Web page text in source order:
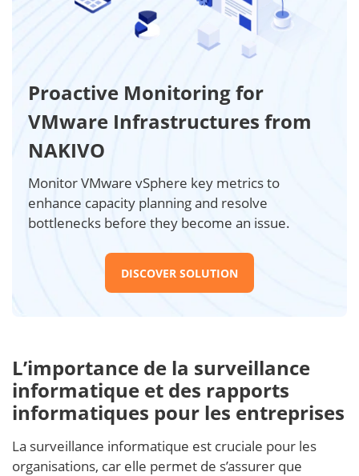
Proactive Monitoring for
VMware Infrastructures from
NAKIVO
Monitor VMware vSphere key metrics to
enhance capacity planning and resolve
bottlenecks before they become an issue.
DISCOVER SOLUTION
L’importance de la surveillance
informatique et des rapports
informatiques pour les entreprises
La surveillance informatique est cruciale pour les
organisations, car elle permet de s’assurer que